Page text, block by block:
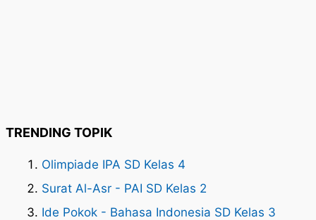
TRENDING TOPIK
Olimpiade IPA SD Kelas 4
Surat Al-Asr - PAI SD Kelas 2
Ide Pokok - Bahasa Indonesia SD Kelas 3